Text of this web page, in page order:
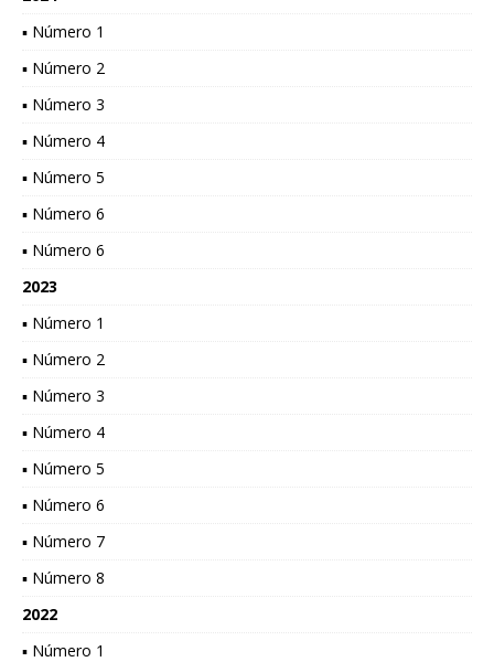
▪ Número 1
▪ Número 2
▪ Número 3
▪ Número 4
▪ Número 5
▪ Número 6
▪ Número 6
2023
▪ Número 1
▪ Número 2
▪ Número 3
▪ Número 4
▪ Número 5
▪ Número 6
▪ Número 7
▪ Número 8
2022
▪ Número 1